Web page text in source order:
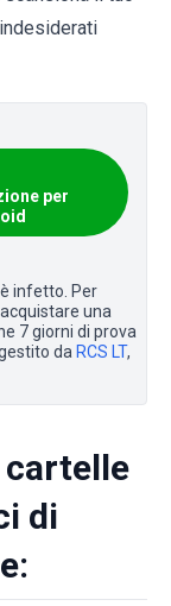
per
infetto. Per
una
7 giorni di prova
da RCS LT,
cartelle
di